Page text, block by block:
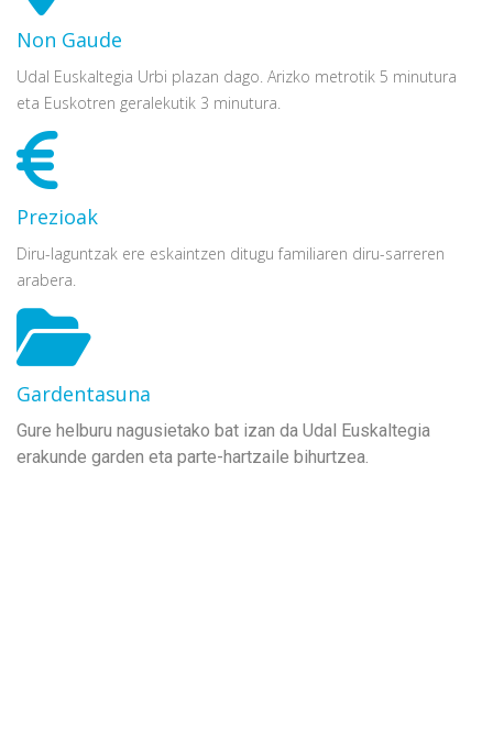
Non Gaude
Udal Euskaltegia Urbi plazan dago. Arizko metrotik 5 minutura
eta Euskotren geralekutik 3 minutura.
Prezioak
Diru-laguntzak ere eskaintzen ditugu familiaren diru-sarreren
arabera.
Gardentasuna
Gure helburu nagusietako bat izan da Udal Euskaltegia
erakunde garden eta parte-hartzaile bihurtzea.